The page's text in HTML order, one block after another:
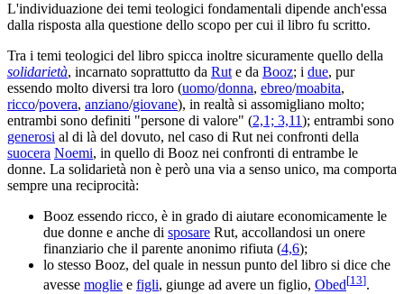
L'individuazione dei temi teologici fondamentali dipende anch'essa
dalla risposta alla questione dello scopo per cui il libro fu scritto.
Tra i temi teologici del libro spicca inoltre sicuramente quello della
solidarietà, incarnato soprattutto da Rut e da Booz; i due, pur
essendo molto diversi tra loro (uomo/donna, ebreo/moabita,
ricco/povera, anziano/giovane), in realtà si assomigliano molto;
entrambi sono definiti "persone di valore" (2,1; 3,11); entrambi sono
generosi al di là del dovuto, nel caso di Rut nei confronti della
suocera Noemi, in quello di Booz nei confronti di entrambe le
donne. La solidarietà non è però una via a senso unico, ma comporta
sempre una reciprocità:
Booz essendo ricco, è in grado di aiutare economicamente le
due donne e anche di sposare Rut, accollandosi un onere
finanziario che il parente anonimo rifiuta (4,6);
lo stesso Booz, del quale in nessun punto del libro si dice che
avesse moglie e figli, giunge ad avere un figlio, Obed[13].